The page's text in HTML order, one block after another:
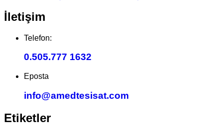
İletişim
Telefon:
0.505.777 1632
Eposta
info@amedtesisat.com
Etiketler